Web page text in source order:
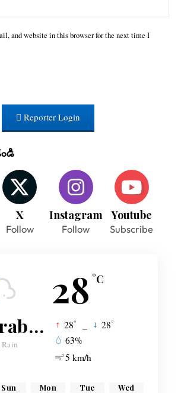
and website in this browser for the next time I
Reporter Login
X
Follow
Instagram
Follow
Youtube
Subscribe
28 °C
Hyderabad 28° 28°
63%
5 km/h
Sun Mon Tue Wed